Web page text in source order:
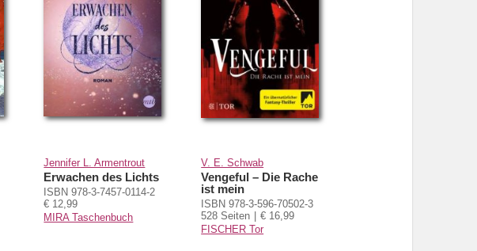
Jennifer L. Armentrout
Erwachen des Lichts
ISBN 978-3-7457-0114-2
€ 12,99
MIRA Taschenbuch
V. E. Schwab
Vengeful – Die Rache
ist mein
ISBN 978-3-596-70502-3
528 Seiten
€ 16,99
FISCHER Tor